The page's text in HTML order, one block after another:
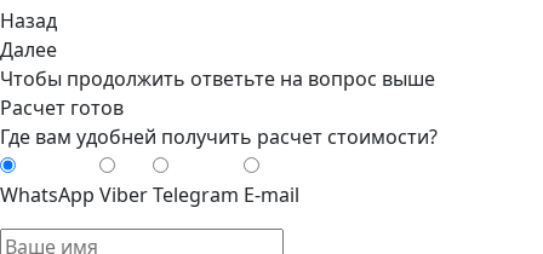
Назад
Далее
Чтобы продолжить ответьте на вопрос выше
Расчет готов
Где вам удобней получить расчет стоимости?
WhatsApp ViberTelegram E-mail